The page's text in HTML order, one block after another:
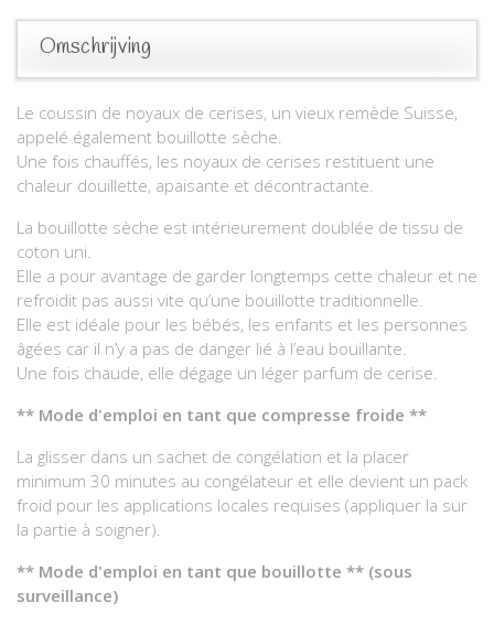
Omschrijving
Le coussin de noyaux de cerises, un vieux remède Suisse,
appelé également bouillotte sèche.
Une fois chauffés, les noyaux de cerises restituent une
chaleur douillette, apaisante et décontractante.
La bouillotte sèche est intérieurement doublée de tissu de
coton uni.
Elle a pour avantage de garder longtemps cette chaleur et ne
refroidit pas aussi vite qu’une bouillotte traditionnelle.
Elle est idéale pour les bébés, les enfants et les personnes
âgées car il n’y a pas de danger lié à l’eau bouillante.
Une fois chaude, elle dégage un léger parfum de cerise.
** Mode d'emploi en tant que compresse froide **
La glisser dans un sachet de congélation et la placer
minimum 30 minutes au congélateur et elle devient un pack
froid pour les applications locales requises (appliquer la sur
la partie à soigner).
** Mode d'emploi en tant que bouillotte ** (sous
surveillance)